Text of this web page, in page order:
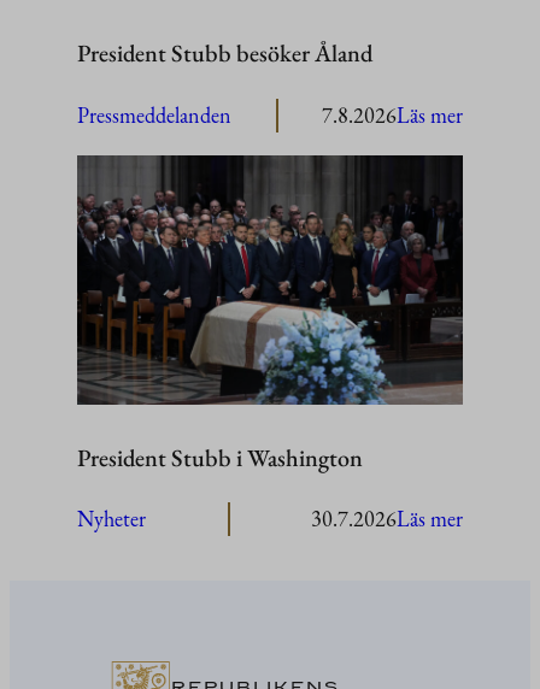
President Stubb besöker Åland
Pressmeddelanden 7.8.2026Läs mer:
besöker
President Stubb i Washington
Nyheter 30.7.2026Läs mer: